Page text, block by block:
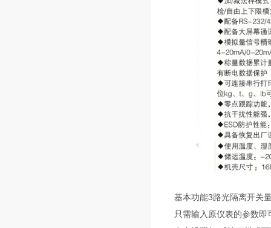
基本功能3路光隔离开关
只需输入原仪表的参数